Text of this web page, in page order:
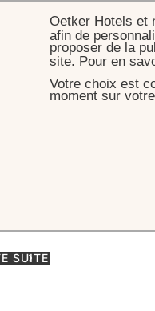
SUITE VUE JARDIN
SUITE
Oetker Hotels et
afin de
proposer de la
site. Pour en
Votre choix est
moment sur